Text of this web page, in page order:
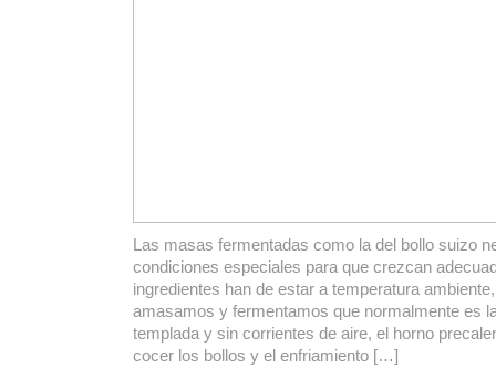
Las masas fermentadas como la del bollo suizo
condiciones especiales para que crezcan
ingredientes han de estar a temperatura
amasamos y fermentamos que normalmente es
templada y sin corrientes de aire, el horno
cocer los bollos y el enfriamiento […]